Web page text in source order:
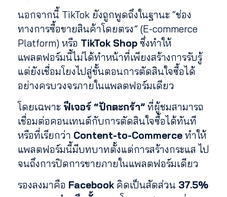
นอกจากนี้ TikTok ยังถูกพูดถึงในฐานะ “ช่อง
ทางการซื้อขายสินค้าโดยตรง” (E-commerce
Platform) หรือ TikTok Shop ซึ่งทำให้
แพลตฟอร์มนี้ไม่ได้ทำหน้าที่เพียงสร้างการรับรู้
แต่ยังเชื่อมโยงไปสู่ขั้นตอนการตัดสินใจซื้อได้
อย่างครบวงจรภายในแพลตฟอร์มเดียว
โดยเฉพาะ ฟีเจอร์ “ปักตะกร้า” ที่ผู้ชมสามารถ
เชื่อมต่อคอนเทนต์กับการตัดสินใจซื้อได้ทันที
หรือที่เรียกว่า Content-to-Commerce ทำให้
แพลตฟอร์มนี้มีบทบาทตั้งแต่การสร้างกระแส ไป
จนถึงการปิดการขายภายในแพลตฟอร์มเดียว
รองลงมาคือ Facebookคิดเป็นสัดส่วน 37.5%